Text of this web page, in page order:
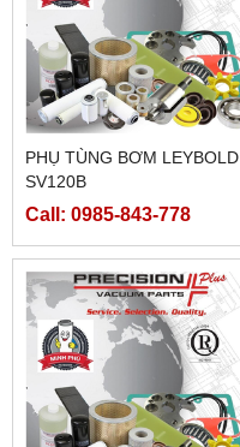
PHỤ TÙNG BƠM LEYBOLD
SV120B
Call: 0985-843-778